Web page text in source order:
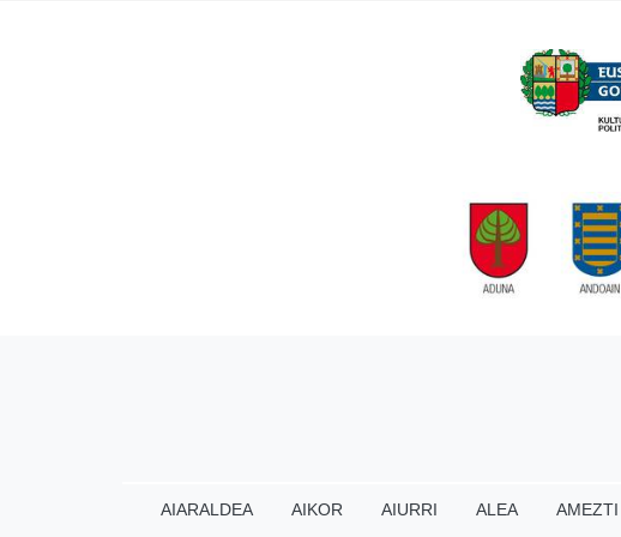
AIARALDEA AIKOR AIURRI ALEA AMEZTI